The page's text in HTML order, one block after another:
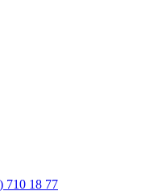
710 18 77